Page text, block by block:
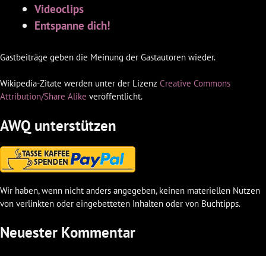
Videoclips
Entspanne dich!
Gastbeiträge geben die Meinung der Gastautoren wieder.
Wikipedia-Zitate werden unter der Lizenz Creative Commons
Attribution/Share Alike veröffentlicht.
AWQ unterstützen
Wir haben, wenn nicht anders angegeben, keinen materiellen Nutzen
von verlinkten oder eingebetteten Inhalten oder von Buchtipps.
Neuester Kommentar